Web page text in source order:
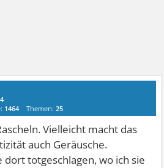
1464 Themen:25
Vielleicht macht das
auch Geräusche.
dort totgeschlagen, wo ich sie